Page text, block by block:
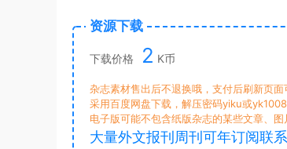
资源下载
下载价格 2 K币
杂志素材售出后不退换哦，支付后刷新页面
采用百度网盘下载，解压密码yiku或
电子版可能不包含纸版杂志的某些文章、
大量外文报刊周刊可年订阅联